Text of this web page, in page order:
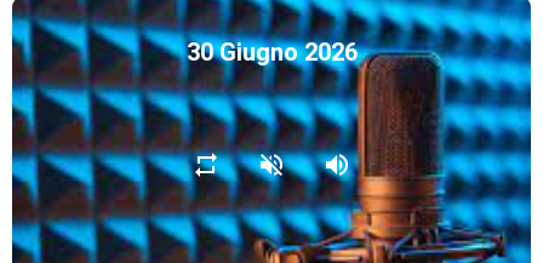
30 Giugno 2026
repeat volume_off volume_up